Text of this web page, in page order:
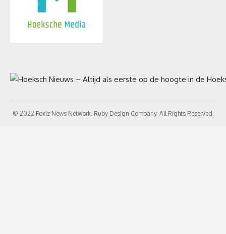
© 2022 Foxiz News Network. Ruby Design Company. All Rights Reserved.